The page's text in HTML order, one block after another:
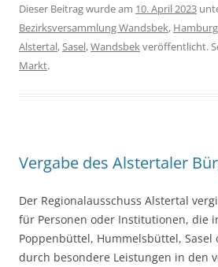
Dieser Beitrag wurde am 10. April 2023
Bezirksversammlung Wandsbek, Hamburg
Alstertal,Sasel,Wandsbekveröffentlicht.
Markt.
Vergabe des Alstertaler
Der Regionalausschuss Alstertal
für Personen oder Institutionen, die
Poppenbüttel, Hummelsbüttel,
durch besondere Leistungen in den